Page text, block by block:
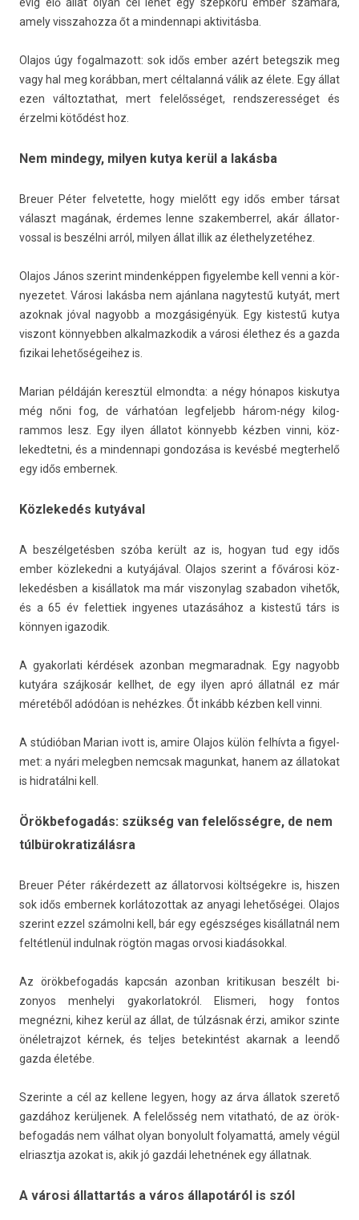
amely visszahoz­za őt a min­dennapi ak­tivitás­ba.
Olajos úgy fogal­mazott: sok idős ember azért bet­egszik meg
vagy hal meg korábban, mert cél­talanná válik az élete. Egy állat
ezen vál­toztat­hat, mert felelősséget, re­ndszeres­séget és
érzel­mi kötődést hoz.
Nem mindegy, milyen kutya kerül a lakásba
Breu­er Péter fel­vetet­te, hogy mielőtt egy idős ember társat
választ magának, érdemes lenne szakem­berrel, akár állator­
voss­al is beszélni arról, mily­en állat illik az élet­helyzetéhez.
Olajos János szerint min­denképp­en figyelem­be kell venni a kör­
nyezetet. Városi lakásba nem ajánlana nagytestű kutyát, mert
azok­nak jóval nagyobb a mozgásigényük. Egy kis­testű kutya
vis­zont kön­nyebb­en al­kal­mazkodik a városi élet­hez és a gazda
fizikai lehetőségeihez is.
Marian példáján keresztül el­mondta: a négy hónapos kis­kutya
még nőni fog, de várhatóan leg­feljebb három-négy kilog­
rammos lesz. Egy ilyen állatot kön­nyebb kézben vinni, köz­
leked­tetni, és a min­dennapi gon­dozása is kevésbé meg­terhelő
egy idős em­ber­nek.
Közlekedés kutyával
A beszélgetésben szóba került az is, hogyan tud egy idős
ember köz­leked­ni a kutyájával. Olajos szerint a fővárosi köz­
lekedésb­en a kisál­latok ma már vis­zonylag szabadon vihetők,
és a 65 év felet­tiek in­gyenes utazásához a kis­testű társ is
könnyen igazodik.
A gyakor­lati kérdések azon­ban meg­marad­nak. Egy nagyobb
kutyára szájkosár kellhet, de egy ilyen apró állatnál ez már
méretéből adódóan is nehézkes. Őt inkább kézben kell vinni.
A stúdióban Marian ivott is, amire Olajos külön felhívta a figyel­
met: a nyári melegb­en nemcsak magun­kat, hanem az állatokat
is hid­ratál­ni kell.
Örökbefogadás: szükség van felelősségre, de nem
túlbürokratizálásra
Breu­er Péter rákér­dezett az állator­vosi költségekre is, hisz­en
sok idős em­ber­nek kor­látozot­tak az an­yagi lehetőségei. Olajos
szerint ezzel számolni kell, bár egy egészséges kisállatnál nem
feltétlenül in­dul­nak rögtön magas or­vosi kiadásokk­al.
Az örök­befogadás kapcsán azon­ban kritikusan beszélt bi­
zonyos men­helyi gyakor­latok­ról. Elis­meri, hogy fon­tos
megnézni, kihez kerül az állat, de túlzásnak érzi, amikor szin­te
önélet­rajzot kérnek, és tel­jes bet­ekin­tést akar­nak a leendő
gazda életébe.
Szerin­te a cél az kel­lene legy­en, hogy az árva állatok szerető
gazdához kerül­jenek. A felelősség nem vitat­ható, de az örök­
befogadás nem válhat olyan bonyolult folyamattá, amely végül
el­riasztja azokat is, akik jó gazdái lehet­nének egy állat­nak.
A városi állattartás a város állapotáról is szól